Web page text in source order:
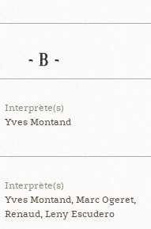
- B -
Interprète(s)
Yves Montand
Interprète(s)
Yves Montand, Marc Ogeret,
Renaud, Leny Escudero